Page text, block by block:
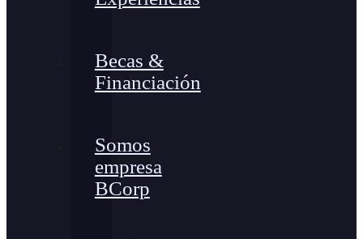
Becas &
Financiación
Somos
empresa
BCorp